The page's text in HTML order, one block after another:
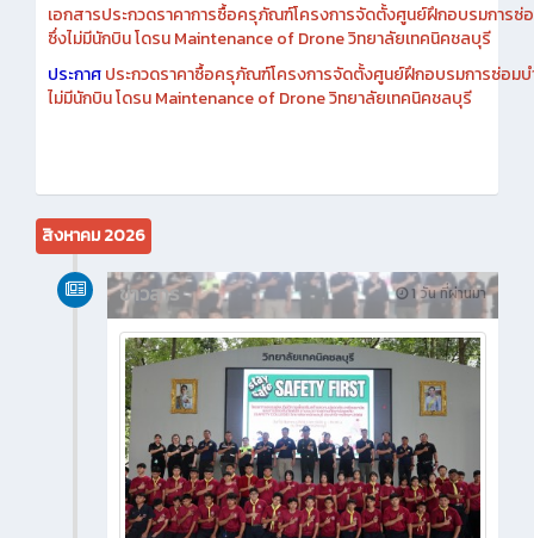
เอกสารประกวดราคาการซื้อครุภัณฑ์โครงการจัดตั้งศูนย์ฝึกอบรมการซ่
ซึ่งไม่มีนักบิน โดรน Maintenance of Drone วิทยาลัยเทคนิคชลบุรี
ประกาศประกวดราคาซื้อครุภัณฑ์โครงการจัดตั้งศูนย์ฝึกอบรมการซ่อมบ
ไม่มีนักบิน โดรน Maintenance of Drone วิทยาลัยเทคนิคชลบุรี
สิงหาคม 2026
1 วัน ที่ผ่านมา
ข่าวสาร